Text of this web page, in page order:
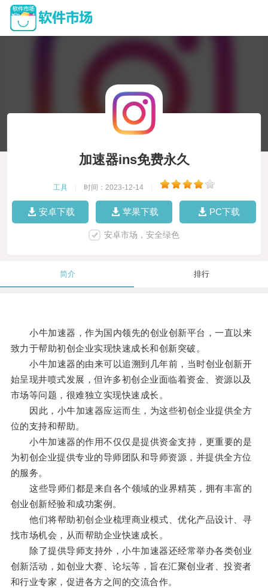
加速器ins免费永久
工具 时间：2023-12-14
安卓下载 苹果下载 PC下载
安卓市场，安全绿色
简介 排行
小牛加速器，作为国内领先的创业创新平台，一直以来
致力于帮助初创企业实现快速成长和创新突破。
小牛加速器的由来可以追溯到几年前，当时创业创新开
始呈现井喷式发展，但许多初创企业面临着资金、资源以及
市场等问题，很难独立实现快速成长。
因此，小牛加速器应运而生，为这些初创企业提供全方
位的支持和帮助。
小牛加速器的作用不仅仅是提供资金支持，更重要的是
为初创企业提供专业的导师团队和导师资源，并提供全方位
的服务。
这些导师们都是来自各个领域的业界精英，拥有丰富的
创业创新经验和成功案例。
他们将帮助初创企业梳理商业模式、优化产品设计、寻
找市场机会，从而帮助企业快速成长。
除了提供导师支持外，小牛加速器还经常举办各类创业
创新活动，如创业大赛、论坛等，旨在汇聚创业者、投资者
和行业专家，促进各方之间的交流合作。